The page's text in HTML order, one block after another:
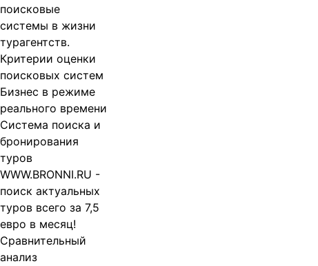
поисковые
системы в жизни
турагентств.
Критерии оценки
поисковых систем
Бизнес в режиме
реального времени
Система поиска и
бронирования
туров
WWW.BRONNI.RU -
поиск актуальных
туров всего за 7,5
евро в месяц!
Сравнительный
анализ